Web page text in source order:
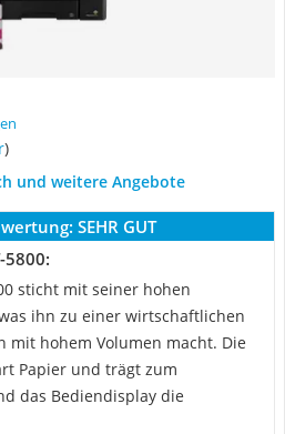
)
und weitere Angebote
SEHR GUT
5800:
sticht mit seiner hohen
ihn zu einer wirtschaftlichen
mit hohem Volumen macht. Die
Papier und trägt zum
das Bediendisplay die